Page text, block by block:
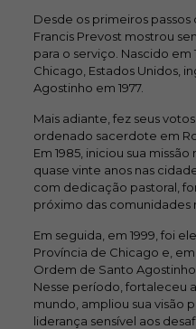
Desde os primeiros
Francis Prevost mostrou
para o serviço. Nascido em
Chicago, Estados Unidos,
Agostinho em 1977.
Mais adiante, fez seus
ordenado sacerdote em
Em 1985, iniciou sua
quase vinte anos nas
com dedicação pastoral,
próximo das comunidades
Em seguida, em 1999, foi
Província de Chicago e,
Ordem de Santo
Nesse período, fortaleceu
mundo, ampliou sua visão
liderança sensível aos